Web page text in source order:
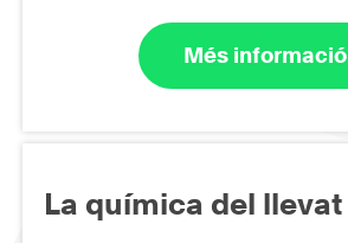
Més informació
La química del llevat